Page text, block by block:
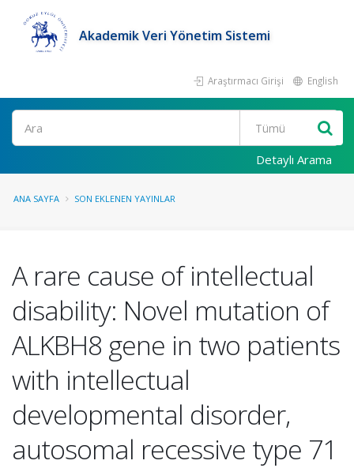
Akademik Veri Yönetim Sistemi
Araştırmacı Girişi English
Ara
Detaylı Arama
ANA SAYFA SON EKLENEN YAYINLAR
A rare cause of intellectual
disability: Novel mutation of
ALKBH8 gene in two patients
with intellectual
developmental disorder,
autosomal recessive type 71